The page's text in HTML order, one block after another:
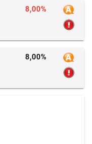
8,00%
8,00%